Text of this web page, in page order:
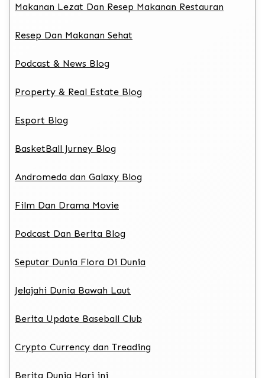
Makanan Lezat Dan Resep Makanan Restauran
Resep Dan Makanan Sehat
Podcast & News Blog
Property & Real Estate Blog
Esport Blog
BasketBall Jurney Blog
Andromeda dan Galaxy Blog
Film Dan Drama Movie
Podcast Dan Berita Blog
Seputar Dunia Flora Di Dunia
Jelajahi Dunia Bawah Laut
Berita Update Baseball Club
Crypto Currency dan Treading
Berita Dunia Hari ini